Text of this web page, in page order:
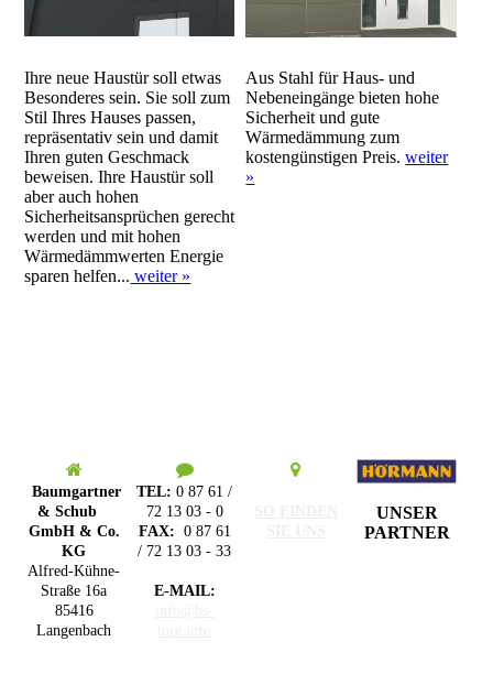
Ihre neue Haustür soll etwas
Besonderes sein. Sie soll zum
Stil Ihres Hauses passen,
repräsentativ sein und damit
Ihren guten Geschmack
beweisen. Ihre Haustür soll
aber auch hohen
Sicherheitsansprüchen gerecht
werden und mit hohen
Wärmedämmwerten Energie
sparen helfen... weiter »
Aus Stahl für Haus- und
Nebeneingänge bieten hohe
Sicherheit und gute
Wärmedämmung zum
kostengünstigen Preis.weiter
»
Baumgartner
& Schub
GmbH & Co.
KG
Alfred-Kühne-
Straße 16a
85416
Langenbach
TEL:0 87 61 /
72 13 03 - 0
FAX: 0 87 61
/ 72 13 03 - 33
E-MAIL:
UNSER
PARTNER